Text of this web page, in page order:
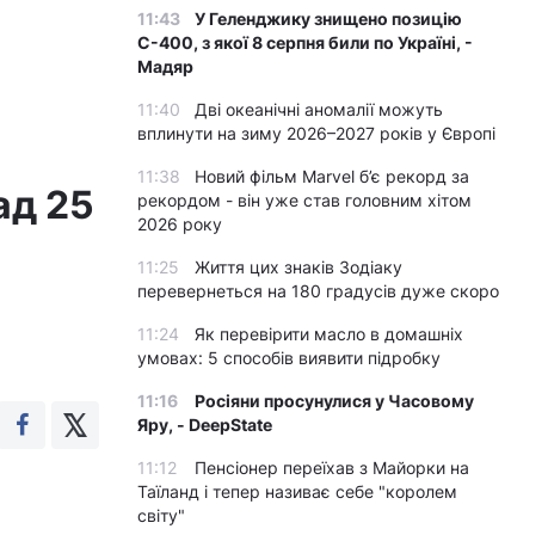
25
11:43
У Геленджику знищено позицію
С-400, з якої 8 серпня били по Україні, -
Мадяр
11:40
Дві океанічні аномалії можуть
вплинути на зиму 2026–2027 років у Європі
11:38
Новий фільм Marvel б’є рекорд за
рекордом - він уже став головним хітом
2026 року
11:25
Життя цих знаків Зодіаку
перевернеться на 180 градусів дуже скоро
11:24
Як перевірити масло в домашніх
умовах: 5 способів виявити підробку
11:16
Росіяни просунулися у Часовому
Яру, - DeepState
11:12
Пенсіонер переїхав з Майорки на
Таїланд і тепер називає себе "королем
світу"